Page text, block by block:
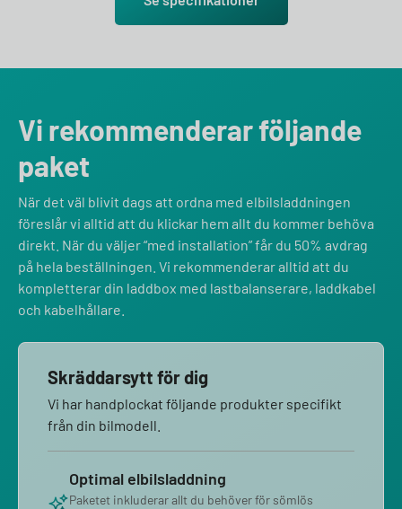
Vi rekommenderar följande
paket
När det väl blivit dags att ordna med elbilsladdningen
föreslår vi alltid att du klickar hem allt du kommer behöva
direkt. När du väljer “med installation” får du 50% avdrag
på hela beställningen. Vi rekommenderar alltid att du
kompletterar din laddbox med lastbalanserare, laddkabel
och kabelhållare.
Skräddarsytt för dig
Vi har handplockat följande produkter specifikt
från din bilmodell.
Optimal elbilsladdning
Paketet inkluderar allt du behöver för sömlös